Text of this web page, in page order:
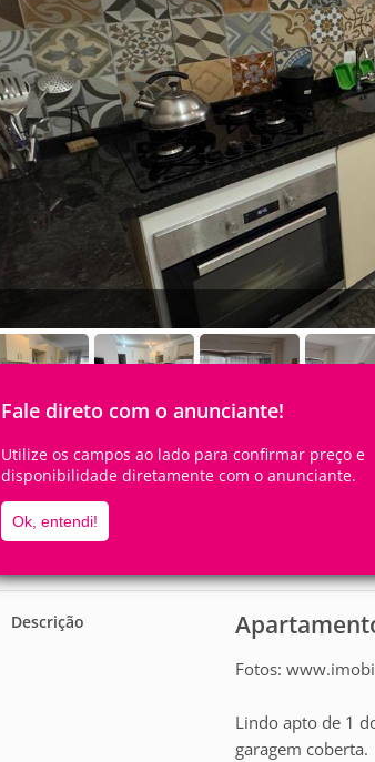
Fale direto com o anunciante!
Utilize os campos ao lado para confirmar preço e
disponibilidade diretamente com o anunciante.
Ok, entendi!
4Pessoas
Descrição
Fotos:
Lindo apto de 1
garagem coberta.